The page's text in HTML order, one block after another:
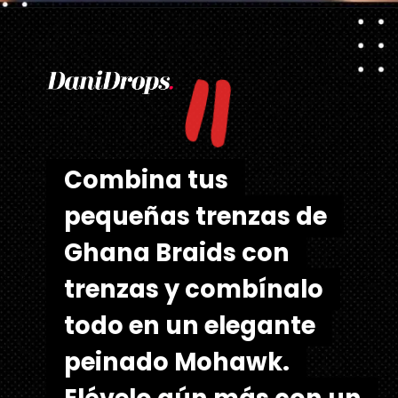
Abriendo... "
Combina tus
pequeñas trenzas de
Ghana Braids con
trenzas y combínalo
todo en un elegante
peinado Mohawk.
Combina tus
pequeñas trenzas de
Ghana Braids con
trenzas y combínalo
todo en un elegante
peinado Mohawk.